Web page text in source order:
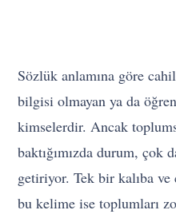
Sözlük anlamına göre
bilgisi olmayan ya da
kimselerdir. Ancak
baktığımızda durum, çok
getiriyor. Tek bir kalıba ve
bu kelime ise toplumları